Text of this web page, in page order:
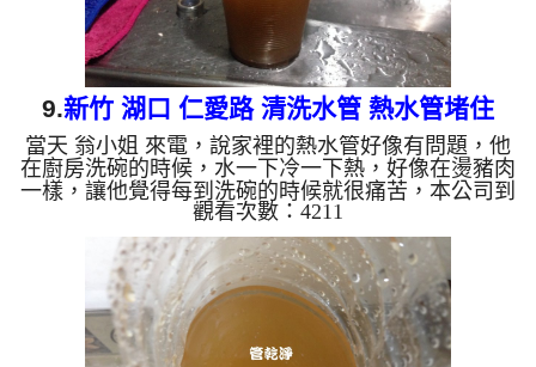
9.新竹 湖口 仁愛路 清洗水管 熱水管堵住
當天 翁小姐 來電，說家裡的熱水管好像有問題，他
在廚房洗碗的時候，水一下冷一下熱，好像在燙豬肉
一樣，讓他覺得每到洗碗的時候就很痛苦，本公司到
翁小姐 住處檢測，發現水管裡面都是淤泥，當然水
就無法正常流動了，本公司架起 水管清洗機 ，開始
洗水管 ，流理臺狂噴出黃水，如下圖及影片，翁小
姐 很訝異， 水管清洗 約兩小時後，水出水量變大
了，出水也沒有異物， 翁小姐總算能正常洗碗了。
清洗水管, 水管清洗, 洗水管, 熱水管堵塞, 熱水忽冷忽
熱, 洗管路, 清管路 ...
觀看次數：4211